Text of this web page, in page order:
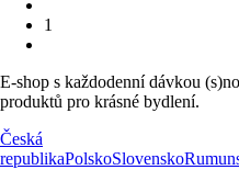
1
E-shop s každodenní dávkou
produktů pro krásné bydlení.
Česká
republikaPolskoSlovensko